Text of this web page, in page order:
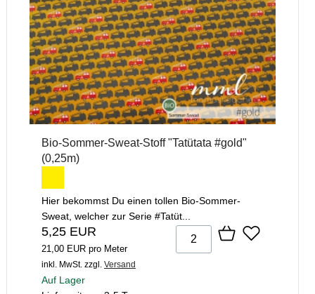
Bio-Sommer-Sweat-Stoff "Tatütata #gold"
(0,25m)
Hier bekommst Du einen tollen Bio-Sommer-
Sweat, welcher zur Serie #Tatüt...
5,25 EUR
21,00 EUR pro Meter
inkl. MwSt. zzgl. Versand
Auf Lager